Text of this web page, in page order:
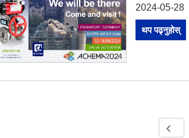
2024-05-28
थप पढ्नुहोस्